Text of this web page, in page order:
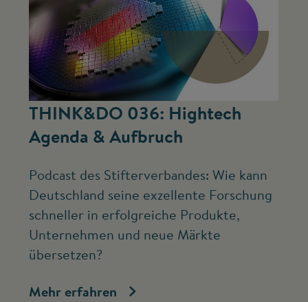
THINK&DO 036: Hightech
Agenda & Aufbruch
Podcast des Stifterverbandes: Wie kann
Deutschland seine exzellente Forschung
schneller in erfolgreiche Produkte,
Unternehmen und neue Märkte
übersetzen?
Mehr erfahren